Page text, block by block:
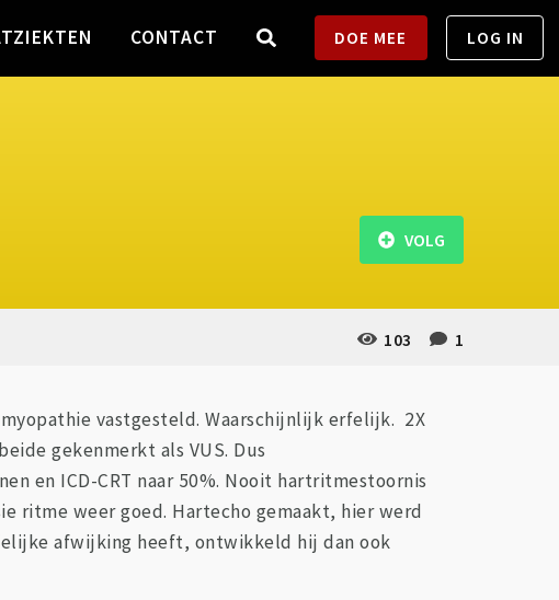
CONTACT DOE MEE LOG IN
103 1
VOLG
vastgesteld. Waarschijnlijk erfelijk. 2X
gekenmerkt als VUS. Dus
en ICD-CRT naar 50%. Nooit hartritmestoornis
ritme weer goed. Hartecho gemaakt, hier werd
afwijking heeft, ontwikkeld hij dan ook